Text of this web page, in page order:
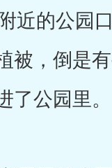
近的公园
被，倒是
公园里。